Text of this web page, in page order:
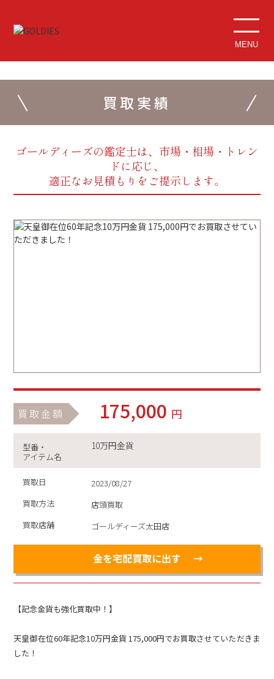
MENU
買取実績
ゴールディーズの鑑定士は、市場・相場・トレン
ドに応じ、
適正なお見積もりをご提示します。
買取金額 175,000 円
型番・
アイテム名
10万円金貨
買取日
2023/08/27
買取方法
店頭買取
買取店舗
ゴールディーズ太田店
金を宅配買取に出す
【記念金貨も強化買取中！】
天皇御在位60年記念10万円金貨 175,000円でお買取させていただきま
した！